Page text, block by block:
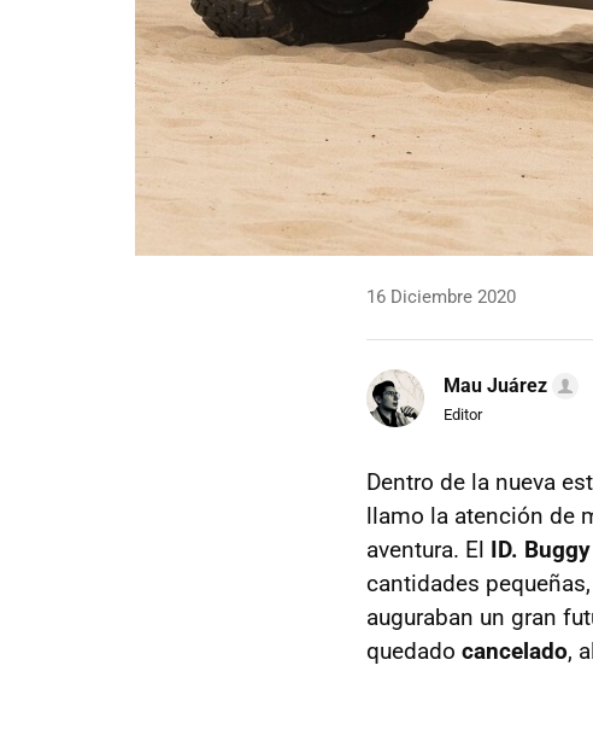
16 Diciembre 2020
Mau Juárez
Editor
Dentro de la nueva
llamo la atención de
aventura. El ID. Buggy
cantidades
auguraban un gran
quedado cancelado,